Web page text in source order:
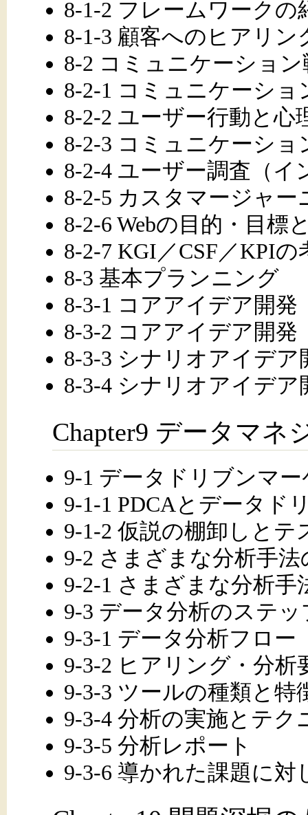
8-1-2 フレームワークの
8-1-3 顧客へのヒアリン
8-2 コミュニケーション
8-2-1 コミュニケーショ
8-2-2 ユーザー行動と心
8-2-3 コミュニケーショ
8-2-4 ユーザー調査（
8-2-5 カスタマージャー
8-2-6 Webの目的・目標
8-2-7 KGI／CSF／KPIの
8-3 基本プランニング
8-3-1 コアアイデア開発
8-3-2 コアアイデア開
8-3-3 シナリオアイデ
8-3-4 シナリオアイデ
Chapter9 データマネ
9-1 データドリブンマ
9-1-1 PDCAとデータド
9-1-2 仮説の棚卸しとテ
9-2 さまざまな分析手法
9-2-1 さまざまな分析手
9-3 データ分析のステッ
9-3-1 データ分析フロー
9-3-2 ヒアリング・分析
9-3-3 ツールの種類と特
9-3-4 分析の実施とテク
9-3-5 分析レポート
9-3-6 導かれた課題に